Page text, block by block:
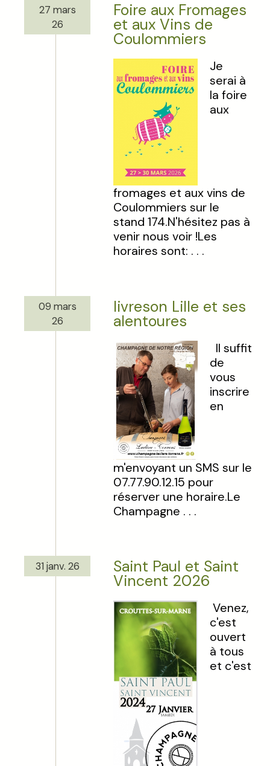
27 mars
26
Foire aux Fromages
et aux Vins de
Coulommiers
Je
serai à
la foire
aux
fromages et aux vins de
Coulommiers sur le
stand 174.N'hésitez pas à
venir nous voir !Les
horaires sont: . . .
09 mars
26
livreson Lille et ses
alentoures
Il suffit
de
vous
inscrire
en
m'envoyant un SMS sur le
07.77.90.12.15 pour
réserver une horaire.Le
Champagne . . .
31 janv. 26 Saint Paul et Saint
Vincent 2026
Venez,
c'est
ouvert
à tous
et c'est